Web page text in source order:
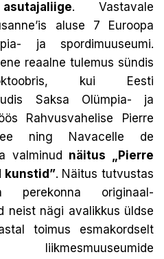
. Vastavale
aluse 7 Euroopa
ja spordimuuseumi.
reaalne tulemus sündis
kui Eesti
Saksa Olümpia- ja
Rahvusvahelise Pierre
ning Navacelle de
valminud näitus „Pierre
kunstid”. Näitus tutvustas
originaal-
neist nägi avalikkus üldse
toimus esmakordselt
liikmesmuuseumide